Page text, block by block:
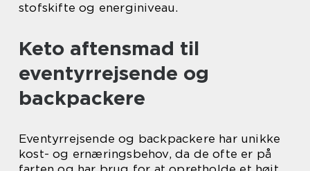
stofskifte og energiniveau.
Keto aftensmad til
eventyrrejsende og
backpackere
Eventyrrejsende og backpackere har unikke
kost- og ernæringsbehov, da de ofte er på